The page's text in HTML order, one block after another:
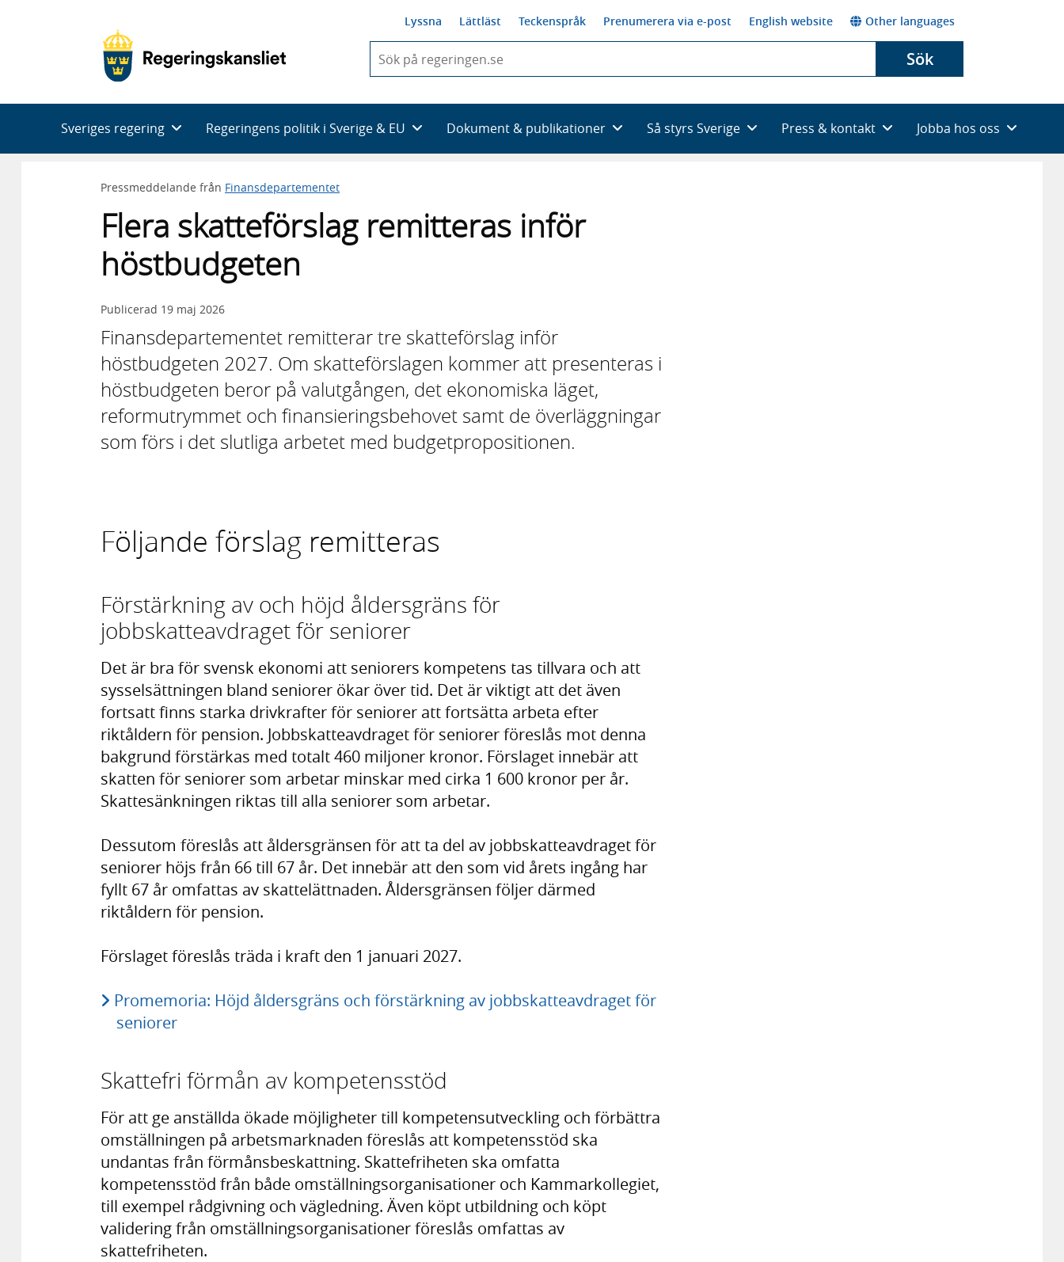
Lyssna Lättläst Teckenspråk Prenumerera via e-post English website Other languages
du
skriva
framträder
en
Sök
Sveriges regering Regeringens politik i Sverige & EU Dokument & publikationer Så styrs Sverige Press & kontakt Jobba hos oss
Pressmeddelande från Finansdepartementet
Flera skatteförslag remitteras inför
höstbudgeten
Publicerad 19 maj 2026
Finansdepartementet remitterar tre skatteförslag inför
höstbudgeten 2027. Om skatteförslagen kommer att presenteras i
höstbudgeten beror på valutgången, det ekonomiska läget,
reformutrymmet och finansieringsbehovet samt de överläggningar
som förs i det slutliga arbetet med budgetpropositionen.
Följande förslag remitteras
Förstärkning av och höjd åldersgräns för
jobbskatteavdraget för seniorer
Det är bra för svensk ekonomi att seniorers kompetens tas tillvara och att
sysselsättningen bland seniorer ökar över tid. Det är viktigt att det även
fortsatt finns starka drivkrafter för seniorer att fortsätta arbeta efter
riktåldern för pension. Jobbskatteavdraget för seniorer föreslås mot denna
bakgrund förstärkas med totalt 460 miljoner kronor. Förslaget innebär att
skatten för seniorer som arbetar minskar med cirka 1 600 kronor per år.
Skattesänkningen riktas till alla seniorer som arbetar.
Dessutom föreslås att åldersgränsen för att ta del av jobbskatteavdraget för
seniorer höjs från 66 till 67 år. Det innebär att den som vid årets ingång har
fyllt 67 år omfattas av skattelättnaden. Åldersgränsen följer därmed
riktåldern för pension.
Förslaget föreslås träda i kraft den 1 januari 2027.
Promemoria: Höjd åldersgräns och förstärkning av jobbskatteavdraget för
seniorer
Skattefri förmån av kompetensstöd
För att ge anställda ökade möjligheter till kompetensutveckling och förbättra
omställningen på arbetsmarknaden föreslås att kompetensstöd ska
undantas från förmånsbeskattning. Skattefriheten ska omfatta
kompetensstöd från både omställningsorganisationer och Kammarkollegiet,
till exempel rådgivning och vägledning. Även köpt utbildning och köpt
validering från omställningsorganisationer föreslås omfattas av
skattefriheten.